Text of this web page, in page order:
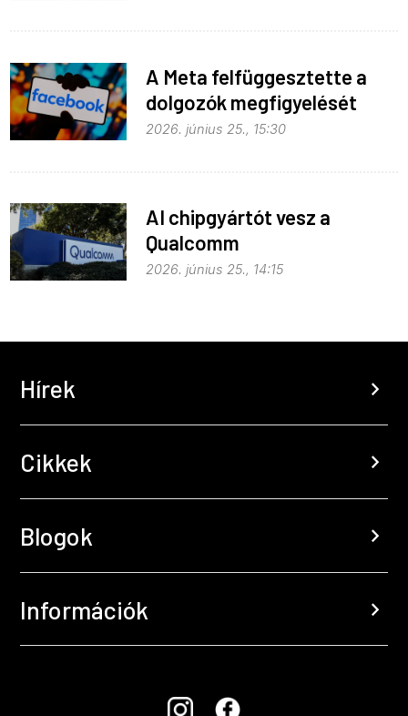
A Meta felfüggesztette a
dolgozók megfigyelését
2026. június 25., 15:30
AI chipgyártót vesz a
Qualcomm
2026. június 25., 14:15
Hírek chevron_right
Cikkek chevron_right
Blogok chevron_right
Információk chevron_right